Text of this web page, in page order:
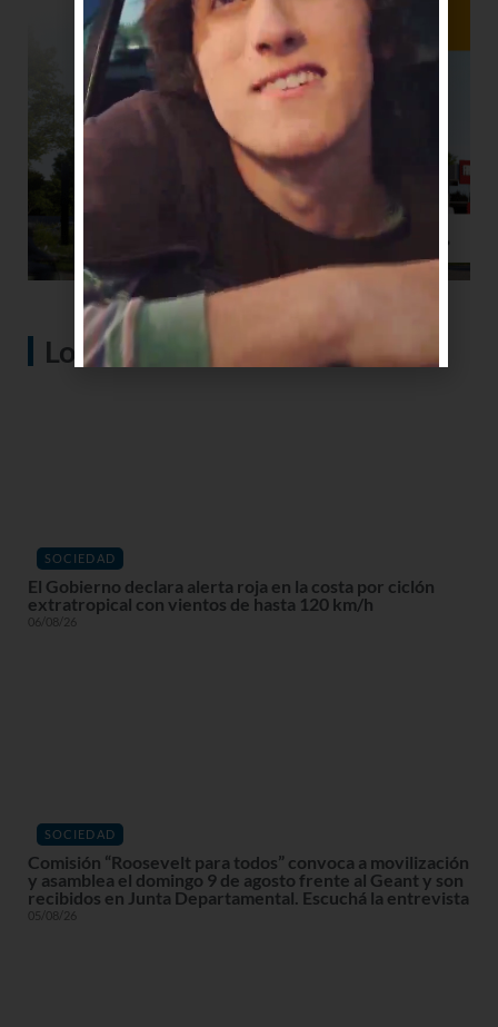
Lo más visto
SOCIEDAD
El Gobierno declara alerta roja en la costa por ciclón
extratropical con vientos de hasta 120 km/h
06/08/26
SOCIEDAD
Comisión “Roosevelt para todos” convoca a movilización
y asamblea el domingo 9 de agosto frente al Geant y son
recibidos en Junta Departamental. Escuchá la entrevista
05/08/26